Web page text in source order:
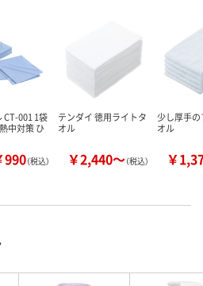
CT-001 1袋
熱中対策 ひ
990（税込）
テンダイ 徳用ライトタ
オル
￥2,440～（税込）
少し厚手
オル
￥